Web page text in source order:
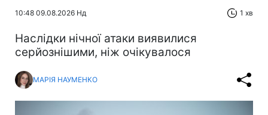
10:48 09.08.2026 Нд 1 хв
Наслідки нічної атаки виявилися
серйознішими, ніж очікувалося
МАРІЯ НАУМЕНКО